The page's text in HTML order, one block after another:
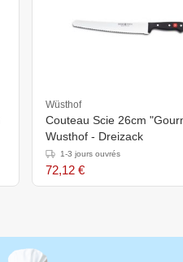
Wüsthof
Couteau Scie 26cm
Wusthof - Dreizack
1-3 jours ouvrés
72,12 €